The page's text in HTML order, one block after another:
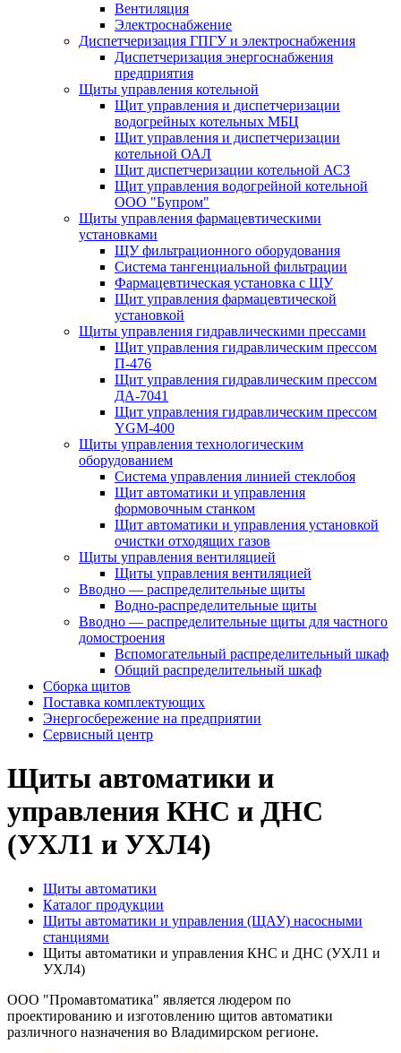
Вентиляция
Электроснабжение
Диспетчеризация ГПГУ и электроснабжения
Диспетчеризация энергоснабжения
предприятия
Щиты управления котельной
Щит управления и диспетчеризации
водогрейных котельных МБЦ
Щит управления и диспетчеризации
котельной ОАЛ
Щит диспетчеризации котельной АСЗ
Щит управления водогрейной котельной
ООО "Бупром"
Щиты управления фармацевтическими
установками
ЩУ фильтрационного оборудования
Система тангенциальной фильтрации
Фармацевтическая установка с ЩУ
Щит управления фармацевтической
установкой
Щиты управления гидравлическими прессами
Щит управления гидравлическим прессом
П-476
Щит управления гидравлическим прессом
ДА-7041
Щит управления гидравлическим прессом
YGM-400
Щиты управления технологическим
оборудованием
Система управления линией стеклобоя
Щит автоматики и управления
формовочным станком
Щит автоматики и управления установкой
очистки отходящих газов
Щиты управления вентиляцией
Щиты управления вентиляцией
Вводно — распределительные щиты
Водно-распределительные щиты
Вводно — распределительные щиты для частного
домостроения
Вспомогательный распределительный шкаф
Общий распределительный шкаф
Сборка щитов
Поставка комплектующих
Энергосбережение на предприятии
Сервисный центр
Щиты автоматики и
управления КНС и ДНС
(УХЛ1 и УХЛ4)
Щиты автоматики
Каталог продукции
Щиты автоматики и управления (ЩАУ) насосными
станциями
Щиты автоматики и управления КНС и ДНС (УХЛ1 и
УХЛ4)
ООО "Промавтоматика" является людером по
проектированию и изготовлению щитов автоматики
различного назначения во Владимирском регионе.